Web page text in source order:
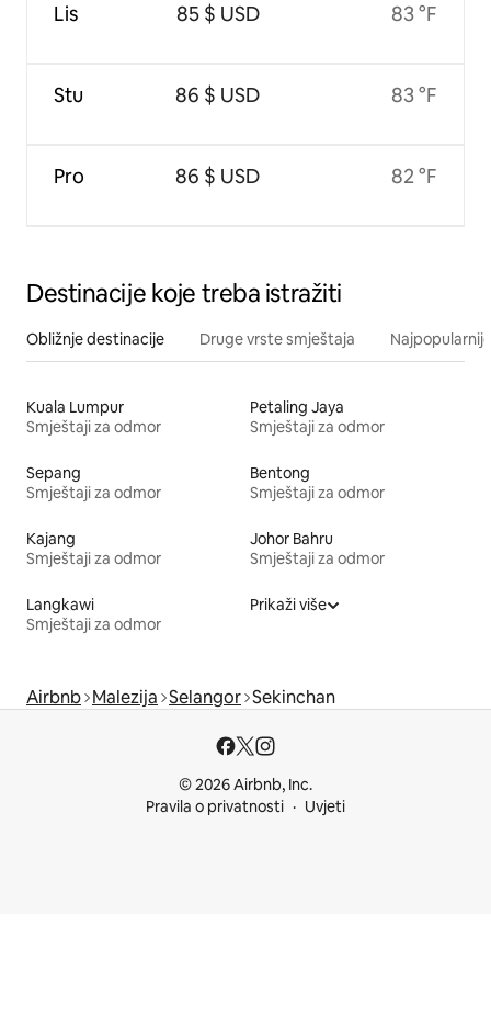
Lis
Stu
Pro
85 $ USD
86 $ USD
86 $ USD
83 °F
83 °F
82 °F
Destinacije koje treba istražiti
Obližnje destinacije Druge vrste smještaja
Kuala Lumpur
Smještaji za odmor
Petaling Jaya
Smještaji za odmor
Sepang
Smještaji za odmor
Bentong
Smještaji za odmor
Kajang
Smještaji za odmor
Johor Bahru
Smještaji za odmor
Langkawi
Smještaji za odmor
Prikaži više
Airbnb Malezija Selangor Sekinchan
© 2026 Airbnb, Inc.
Pravila o privatnosti
Uvjeti